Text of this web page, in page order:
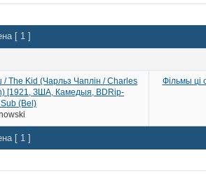
[ 1 ]
The Kid (Чарльз Чаплін / Charles
[1921, ЗША, Камедыя, BDRip-
(Bel)
Фільмы ці
[ 1 ]